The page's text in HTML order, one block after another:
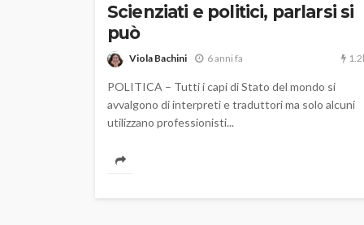
Scienziati e politici, parlarsi si
può
Viola Bachini 6 anni fa
POLITICA – Tutti i capi di Stato del mondo si
avvalgono di interpreti e traduttori ma solo alcuni
utilizzano professionisti...